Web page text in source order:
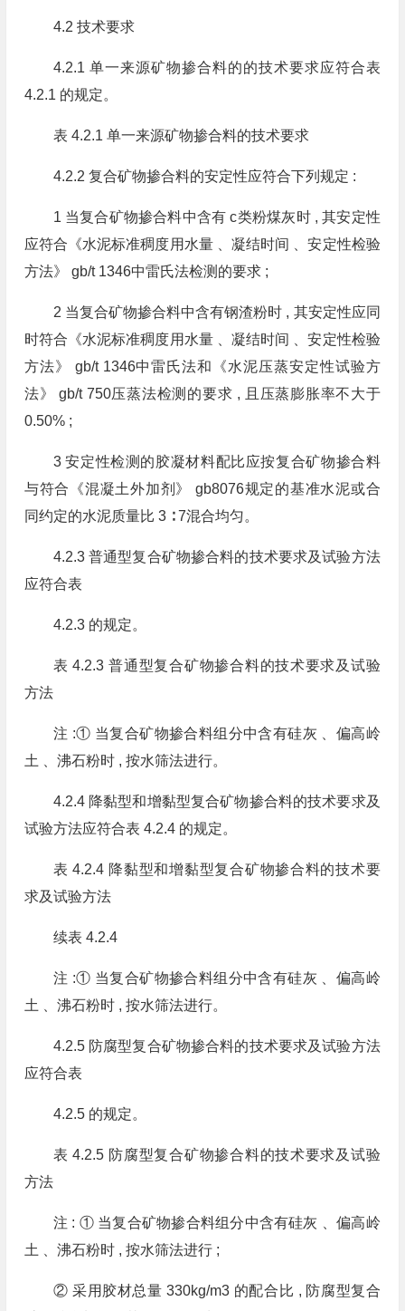
4.2 技术要求
4.2.1 单一来源矿物掺合料的的技术要求应符合表
4.2.1 的规定。
表 4.2.1 单一来源矿物掺合料的技术要求
4.2.2 复合矿物掺合料的安定性应符合下列规定 :
1 当复合矿物掺合料中含有 c类粉煤灰时 , 其安定性
应符合《水泥标准稠度用水量 、凝结时间 、安定性检验
方法》 gb/t 1346中雷氏法检测的要求 ;
2 当复合矿物掺合料中含有钢渣粉时 , 其安定性应同
时符合《水泥标准稠度用水量 、凝结时间 、安定性检验
方法》 gb/t 1346中雷氏法和《水泥压蒸安定性试验方
法》 gb/t 750压蒸法检测的要求 , 且压蒸膨胀率不大于
0.50% ;
3 安定性检测的胶凝材料配比应按复合矿物掺合料
与符合《混凝土外加剂》 gb8076规定的基准水泥或合
同约定的水泥质量比 3 ∶ 7混合均匀。
4.2.3 普通型复合矿物掺合料的技术要求及试验方法
应符合表
4.2.3 的规定。
表 4.2.3 普通型复合矿物掺合料的技术要求及试验
方法
注 :① 当复合矿物掺合料组分中含有硅灰 、偏高岭
土 、沸石粉时 , 按水筛法进行。
4.2.4 降黏型和增黏型复合矿物掺合料的技术要求及
试验方法应符合表 4.2.4 的规定。
表 4.2.4 降黏型和增黏型复合矿物掺合料的技术要
求及试验方法
续表 4.2.4
注 :① 当复合矿物掺合料组分中含有硅灰 、偏高岭
土 、沸石粉时 , 按水筛法进行。
4.2.5 防腐型复合矿物掺合料的技术要求及试验方法
应符合表
4.2.5 的规定。
表 4.2.5 防腐型复合矿物掺合料的技术要求及试验
方法
注 : ① 当复合矿物掺合料组分中含有硅灰 、偏高岭
土 、沸石粉时 , 按水筛法进行 ;
② 采用胶材总量 330kg/m3 的配合比 , 防腐型复合